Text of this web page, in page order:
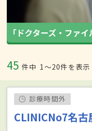
45 件中 1〜20件を表示
診療時間外
CLINICNo7名古